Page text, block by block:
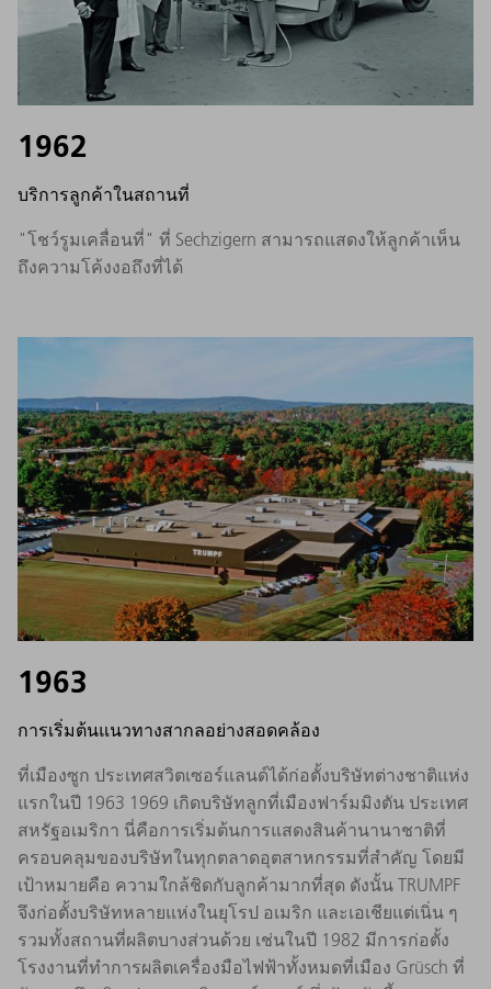
1962
บริการลูกค้าในสถานที่
"โชว์รูมเคลื่อนที่" ที่ Sechzigern สามารถแสดงให้ลูกค้าเห็น
ถึงความโค้งงอถึงที่ได้
1963
การเริ่มต้นแนวทางสากลอย่างสอดคล้อง
ที่เมืองซูก ประเทศสวิตเซอร์แลนด์ได้ก่อตั้งบริษัทต่างชาติแห่ง
แรกในปี 1963 1969 เกิดบริษัทลูกที่เมืองฟาร์มมิงตัน ประเทศ
สหรัฐอเมริกา นี่คือการเริ่มต้นการแสดงสินค้านานาชาติที่
ครอบคลุมของบริษัทในทุกตลาดอุตสาหกรรมที่สำคัญ โดยมี
เป้าหมายคือ ความใกล้ชิดกับลูกค้ามากที่สุด ดังนั้น TRUMPF
จึงก่อตั้งบริษัทหลายแห่งในยุโรป อเมริก และเอเชียแต่เนิ่น ๆ
รวมทั้งสถานที่ผลิตบางส่วนด้วย เช่นในปี 1982 มีการก่อตั้ง
โรงงานที่ทำการผลิตเครื่องมือไฟฟ้าทั้งหมดที่เมือง Grüsch ที่